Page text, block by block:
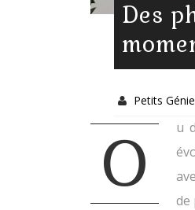
Des
Petits
O
u
de